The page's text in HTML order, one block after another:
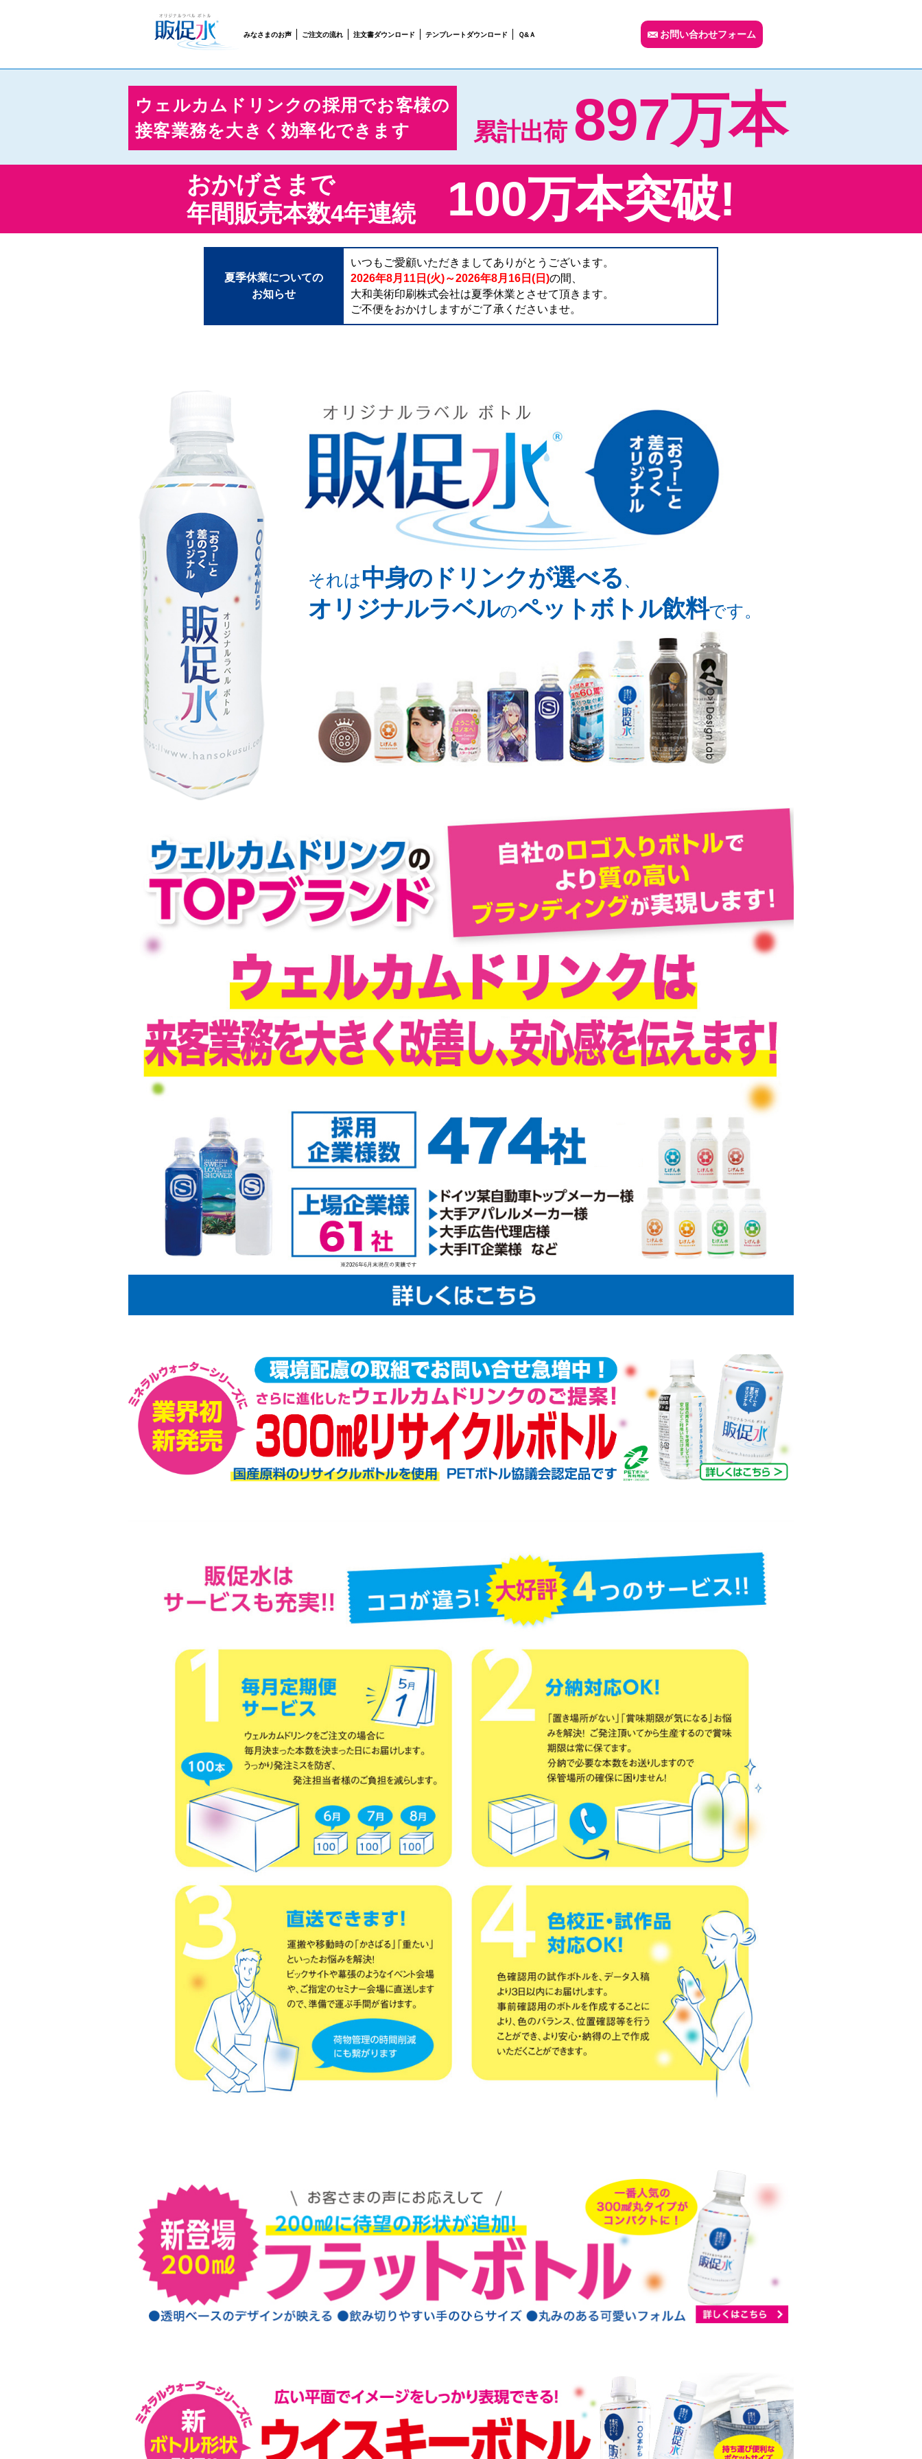
みなさまのお声 ご注文の流れ 注文書ダウンロード テンプレートダウンロード Ｑ&Ａ お問い合わせフォーム
ウェルカムドリンクの採用でお客様の
接客業務を大きく効率化できます
累計出荷 897万本
おかげさまで
年間販売本数4年連続
100万本突破!
夏季休業についての
お知らせ
いつもご愛顧いただきましてありがとうございます。
2026年8月11日(火)～2026年8月16日(日)の間、
大和美術印刷株式会社は夏季休業とさせて頂きます。
ご不便をおかけしますがご了承くださいませ。
それは中身のドリンクが選べる、
オリジナルラベルのペットボトル飲料です。